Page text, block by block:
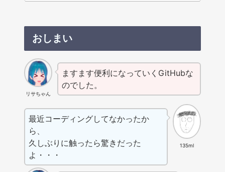
おしまい
リサちゃん
ますます便利になっていくGitHubな
のでした。
135ml
最近コーディングしてなかったか
ら、
久しぶりに触ったら驚きだった
よ・・・